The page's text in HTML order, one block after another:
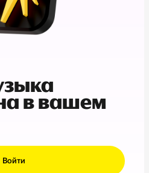
в вашем
Войти